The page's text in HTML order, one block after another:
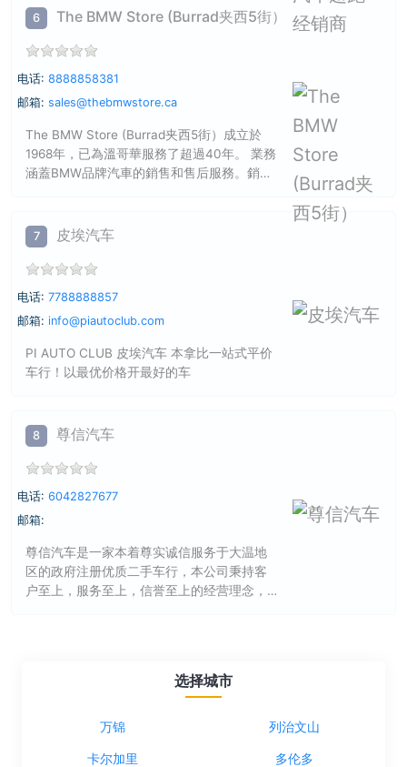
基恩，玛莎拉蒂。阿什顿马丁。麦克拉伦。
保时捷。劳斯莱斯。宾利。奔驰。宝马。路
虎等一系列汽车品牌。我们的遵旨是卖给您
供现金、贷款、lease的服务，只要客人提出
需要，我们定会竭尽全力去做。可随时留意
本店新的库存车型 www.milesen
6 The BMW Store (Burrad夹西5街）
电话: 8888858381
邮箱: sales@thebmwstore.ca
The BMW Store (Burrad夹西5街）成立於
1968年，已為溫哥華服務了超過40年。 業務
涵蓋BMW品牌汽車的銷售和售后服務。銷售
一台滿意的BMW品牌汽車。
7 皮埃汽车
电话: 7788888857
邮箱: info@piautoclub.com
PI AUTO CLUB 皮埃汽车 本拿比一站式平价
车行！以最优价格开最好的车
8 尊信汽车
电话: 6042827677
邮箱:
尊信汽车是一家本着尊实诚信服务于大温地
区的政府注册优质二手车行，本公司秉持客
户至上，服务至上，信誉至上的经营理念，
选择城市
万锦 列治文山
卡尔加里 多伦多